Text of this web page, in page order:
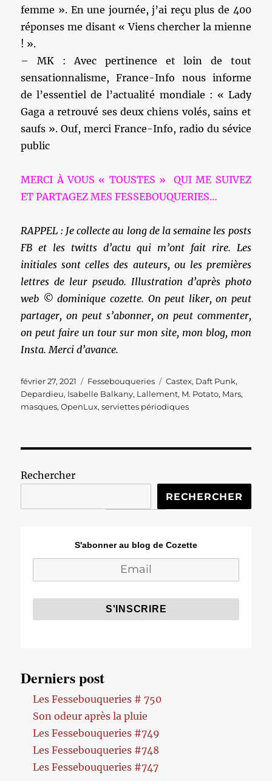
femme ». En une journée, j’ai reçu plus de 400
réponses me disant « Viens chercher la mienne
! ».
– MK : Avec pertinence et loin de tout
sensationnalisme, France-Info nous informe
de l’essentiel de l’actualité mondiale : « Lady
Gaga a retrouvé ses deux chiens volés, sains et
saufs ». Ouf, merci France-Info, radio du sévice
public
MERCI À VOUS « TOUSTES » QUI ME SUIVEZ
ET PARTAGEZ MES FESSEBOUQUERIES…
RAPPEL : Je collecte au long de la semaine les posts
FB et les twitts d’actu qui m’ont fait rire. Les
initiales sont celles des auteurs, ou les premières
lettres de leur pseudo. Illustration d’après photo
web © dominique cozette. On peut liker, on peut
partager, on peut s’abonner, on peut commenter,
on peut faire un tour sur mon site, mon blog, mon
Insta. Merci d’avance.
Publié
le
février 27, 2021 Catégories
Fessebouqueries Étiquettes
Castex, Daft Punk,
Depardieu, Isabelle Balkany, Lallement, M. Potato, Mars,
masques,OpenLux,serviettes périodiques
Rechercher
RECHERCHER
S'abonner au blog de Cozette
Derniers post
Les Fessebouqueries # 750
Son odeur après la pluie
Les Fessebouqueries #749
Les Fessebouqueries #748
Les Fessebouqueries #747